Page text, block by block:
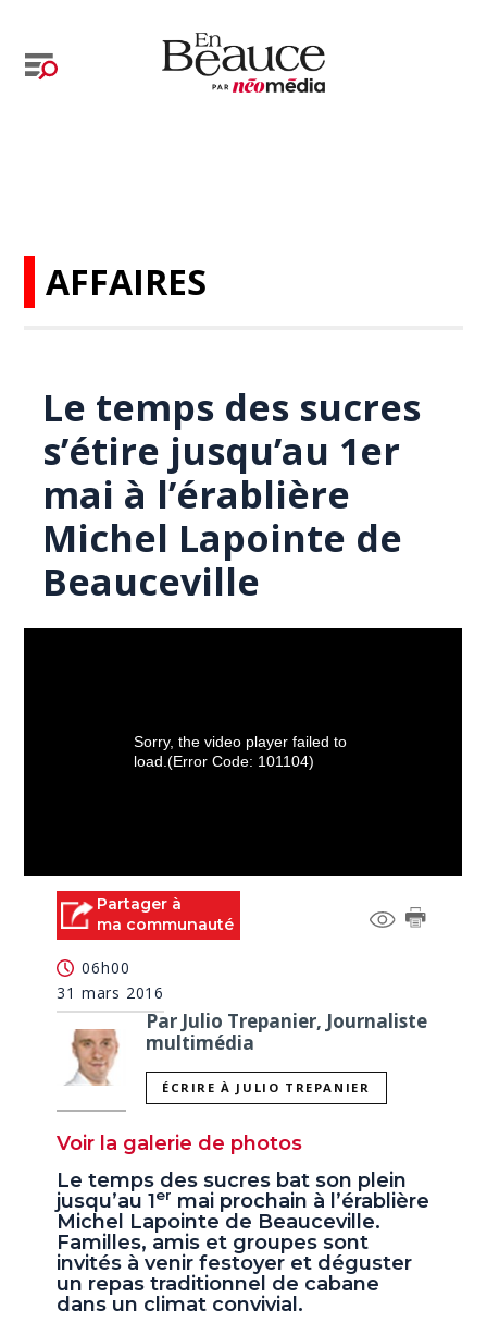
AFFAIRES
Le temps des sucres
s’étire jusqu’au 1er
mai à l’érablière
Michel Lapointe de
Beauceville
Sorry, the video player failed to
load.(Error Code: 101104)
Partager à
ma communauté
06h00
31 mars 2016
Par Julio Trepanier, Journaliste
multimédia
ÉCRIRE À JULIO TREPANIER
Voir la galerie de photos
Le temps des sucres bat son plein
jusqu’au 1er mai prochain à l’érablière
Michel Lapointe de Beauceville.
Familles, amis et groupes sont
invités à venir festoyer et déguster
un repas traditionnel de cabane
dans un climat convivial.